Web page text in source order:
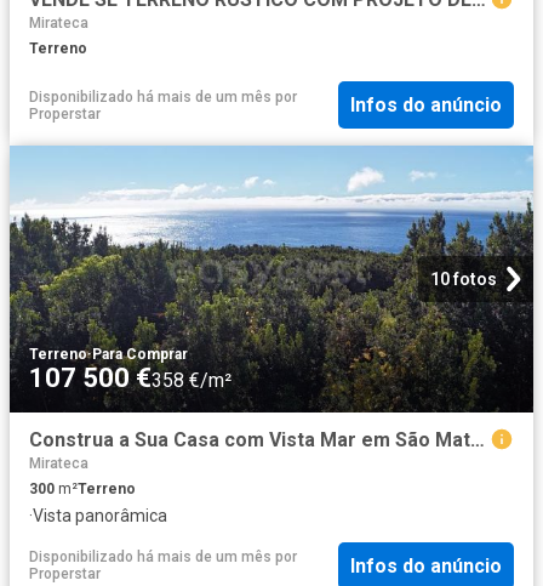
Mirateca
Terreno
Disponibilizado há mais de um mês por
Properstar
Infos do anúncio
10 fotos
Terreno·Para Comprar
107 500 €358 €/m²
Construa a Sua Casa com Vista Mar em São Mateus Ilha do Pico
Mirateca
300 m²Terreno
·Vista panorâmica
Disponibilizado há mais de um mês por
Properstar
Infos do anúncio